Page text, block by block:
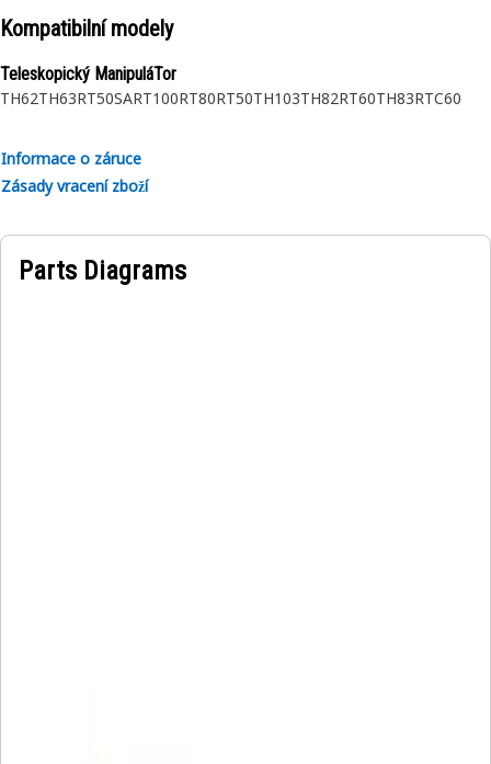
shaft and reducer, preventing stress concentration and
component failure
Applications:
induced vibrations and wear. This precision enhances
overall drivetrain efficiency.
Kompatibilní modely
Teleskopický ManipuláTor
TH62TH63RT50SART100RT80RT50TH103TH82RT60TH83RTC60
Informace o záruce
Zásady vracení zboží
Parts Diagrams